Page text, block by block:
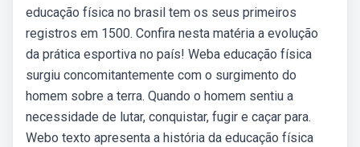
educação física no brasil tem os seus primeiros
registros em 1500. Confira nesta matéria a evolução
da prática esportiva no país! Weba educação física
surgiu concomitantemente com o surgimento do
homem sobre a terra. Quando o homem sentiu a
necessidade de lutar, conquistar, fugir e caçar para.
Webo texto apresenta a história da educação física